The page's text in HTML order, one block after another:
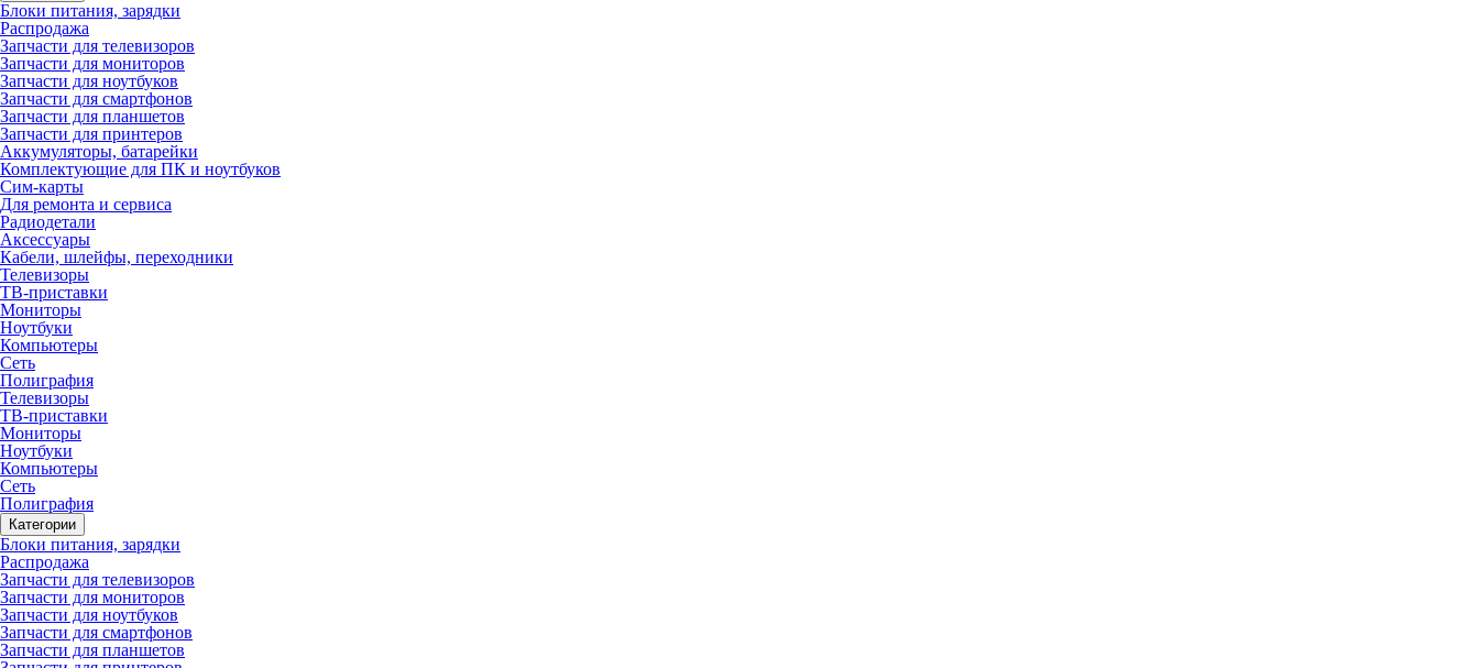
Блоки питания, зарядки
Распродажа
Запчасти для телевизоров
Запчасти для мониторов
Запчасти для ноутбуков
Запчасти для смартфонов
Запчасти для планшетов
Запчасти для принтеров
Аккумуляторы, батарейки
Комплектующие для ПК и ноутбуков
Сим-карты
Для ремонта и сервиса
Радиодетали
Аксессуары
Кабели, шлейфы, переходники
Телевизоры
ТВ-приставки
Мониторы
Ноутбуки
Компьютеры
Сеть
Полиграфия
Телевизоры
ТВ-приставки
Мониторы
Ноутбуки
Компьютеры
Сеть
Полиграфия
Категории
Блоки питания, зарядки
Распродажа
Запчасти для телевизоров
Запчасти для мониторов
Запчасти для ноутбуков
Запчасти для смартфонов
Запчасти для планшетов